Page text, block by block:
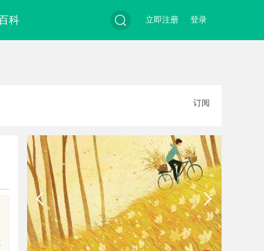
科 登录
立即注册
订阅